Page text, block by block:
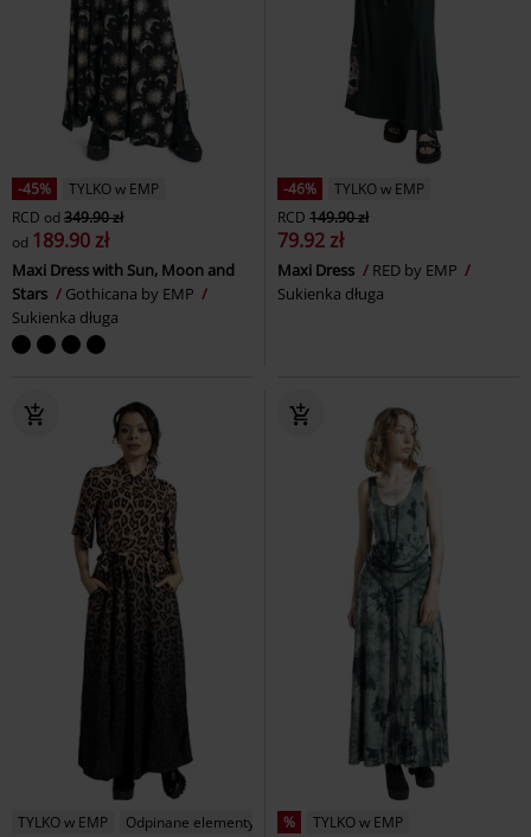
-45%
TYLKO w EMP
RCD od 349.90 zł
od 189.90 zł
Maxi Dress with Sun, Moon and
Stars
Gothicana by EMP
Sukienka długa
-46%
TYLKO w EMP
RCD 149.90 zł
79.92 zł
Maxi Dress
RED by EMP
Sukienka długa
TYLKO w EMP Odpinane elementy % TYLKO w EMP